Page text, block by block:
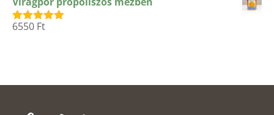
Értékelés:
6550 Ft